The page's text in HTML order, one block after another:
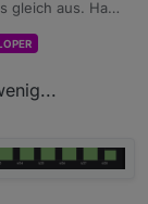
gleich aus. Hab
doof. In der
unter jedem
steht da einfach